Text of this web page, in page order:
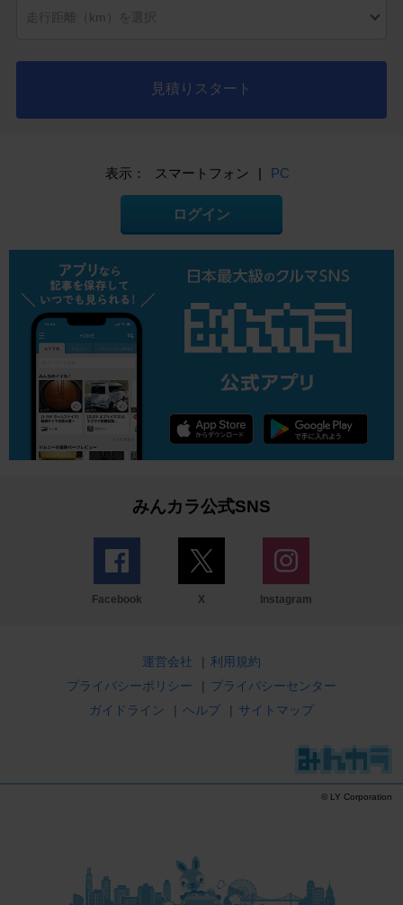
見積りスタート
表示： スマートフォン | PC
ログイン
みんカラ公式SNS
Facebook X Instagram
運営会社 | 利用規約
プライバシーポリシー
| プライバシーセンター
ガイドライン
| ヘルプ | サイトマップ
© LY Corporation